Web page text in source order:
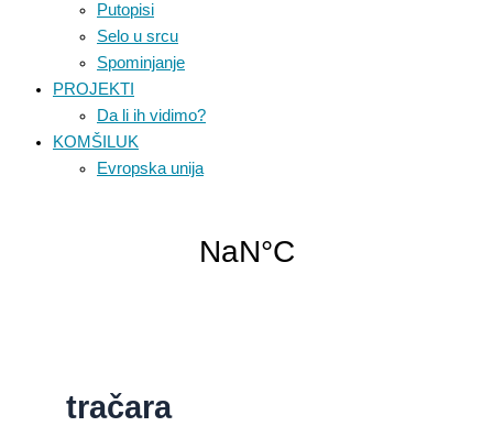
Putopisi
Selo u srcu
Spominjanje
PROJEKTI
Da li ih vidimo?
KOMŠILUK
Evropska unija
tračara